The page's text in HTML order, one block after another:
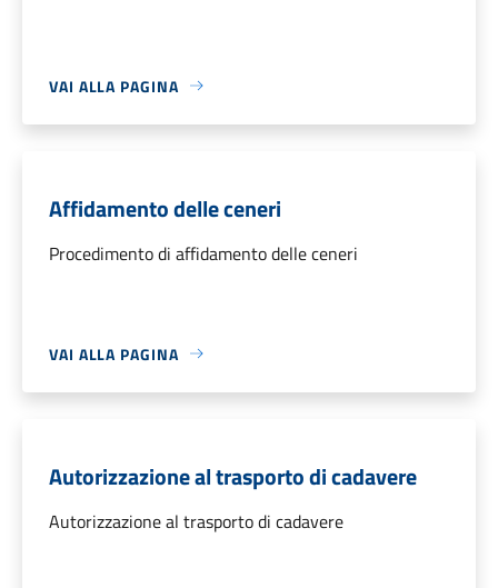
VAI ALLA PAGINA
Affidamento delle ceneri
Procedimento di affidamento delle ceneri
VAI ALLA PAGINA
Autorizzazione al trasporto di cadavere
Autorizzazione al trasporto di cadavere